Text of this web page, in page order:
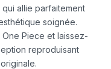
allie parfaitement
soignée.
Piece et laissez-
reproduisant